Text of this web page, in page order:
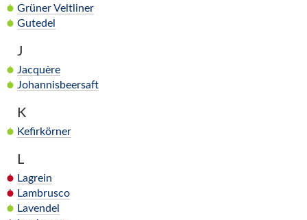
Grüner Veltliner
Gutedel
J
Jacquère
Johannisbeersaft
K
Kefirkörner
L
Lagrein
Lambrusco
Lavendel